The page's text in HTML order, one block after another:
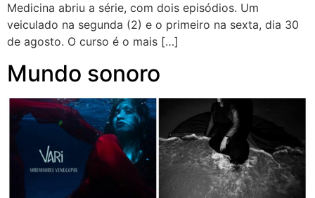
Medicina abriu a série, com dois episódios. Um
veiculado na segunda (2) e o primeiro na sexta, dia 30
de agosto. O curso é o mais […]
Mundo sonoro